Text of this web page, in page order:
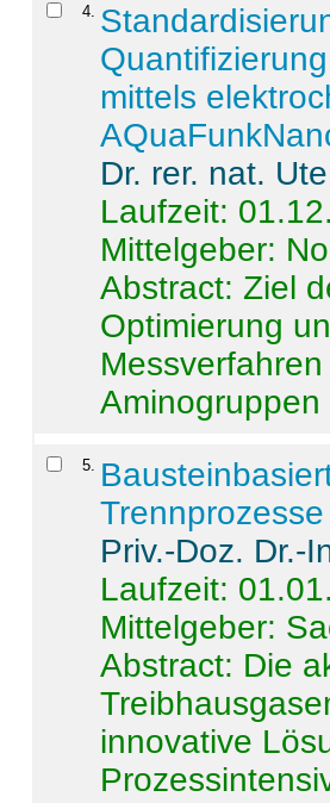
4
mittels
Dr. rer. nat.
Laufzeit:
Mittelgeber:
Abstract:Ziel
Optimierung
5
Trennprozesse
Priv.-Doz. Dr.-
Laufzeit:
Mittelgeber:
Abstract: Die
innovative